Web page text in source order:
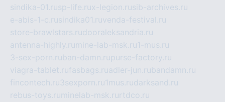
sindika-01.rusp-life.rux-legion.rusib-archives.ru
e-abis-1-c.rusindika01.ruvenda-festival.ru
store-brawlstars.rudooraleksandria.ru
antenna-highly.ru mine-lab-msk.ru1-mus.ru
3-sex-porn.ruban-damn.rupurse-factory.ru
viagra-tablet.rufasbags.ruadler-jun.rubandamn.ru
fincontech.ru3sexporn.ru1mus.rudarksand.ru
rebus-toys.ru minelab-msk.ru rtdco.ru